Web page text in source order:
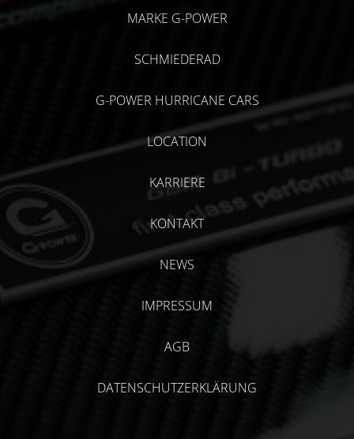
MARKE G-POWER
SCHMIEDERAD
G-POWER HURRICANE CARS
LOCATION
KARRIERE
KONTAKT
NEWS
IMPRESSUM
AGB
DATENSCHUTZERKLÄRUNG